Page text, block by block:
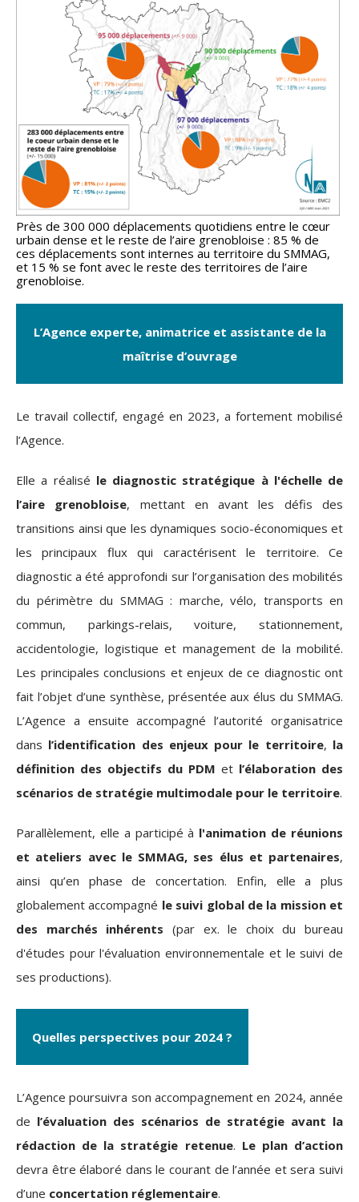
Près de 300 000 déplacements quotidiens entre le cœur
urbain dense et le reste de l’aire grenobloise : 85 % de
ces déplacements sont internes au territoire du SMMAG,
et 15 % se font avec le reste des territoires de l’aire
grenobloise.
L’Agence experte, animatrice et assistante de la
maîtrise d’ouvrage
Le travail collectif, engagé en 2023, a fortement mobilisé
l’Agence.
Elle a réalisé le diagnostic stratégique à l'échelle de
l’aire grenobloise, mettant en avant les défis des
transitions ainsi que les dynamiques socio-économiques et
les principaux flux qui caractérisent le territoire. Ce
diagnostic a été approfondi sur l’organisation des mobilités
du périmètre du SMMAG : marche, vélo, transports en
commun, parkings-relais, voiture, stationnement,
accidentologie, logistique et management de la mobilité.
Les principales conclusions et enjeux de ce diagnostic ont
fait l’objet d’une synthèse, présentée aux élus du SMMAG.
L’Agence a ensuite accompagné l’autorité organisatrice
dans l’identification des enjeux pour le territoire, la
définition des objectifs du PDM et l’élaboration des
scénarios de stratégie multimodale pour le territoire.
Parallèlement, elle a participé à l'animation de réunions
et ateliers avec le SMMAG, ses élus et partenaires,
ainsi qu’en phase de concertation. Enfin, elle a plus
globalement accompagné le suivi global de la mission et
des marchés inhérents (par ex. le choix du bureau
d'études pour l'évaluation environnementale et le suivi de
ses productions).
Quelles perspectives pour 2024 ?
L’Agence poursuivra son accompagnement en 2024, année
de l’évaluation des scénarios de stratégie avant la
rédaction de la stratégie retenue. Le plan d’action
devra être élaboré dans le courant de l’année et sera suivi
d’une concertation réglementaire.